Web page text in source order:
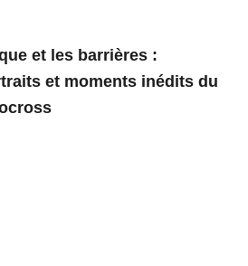
et les barrières :
et moments inédits du